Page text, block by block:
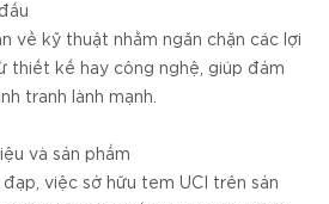
về kỹ thuật nhằm ngăn chặn các lợi
thiết kế hay công nghệ, giúp đảm
tranh lành mạnh.
và sản phẩm
việc sở hữu tem UCI trên sản